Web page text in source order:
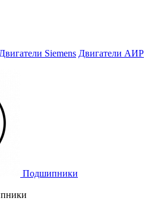
Двигатели Siemens Двигатели АИР
Подшипники